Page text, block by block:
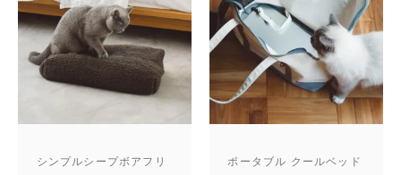
シンプルシープボアフリ
ポータブル クールベッド